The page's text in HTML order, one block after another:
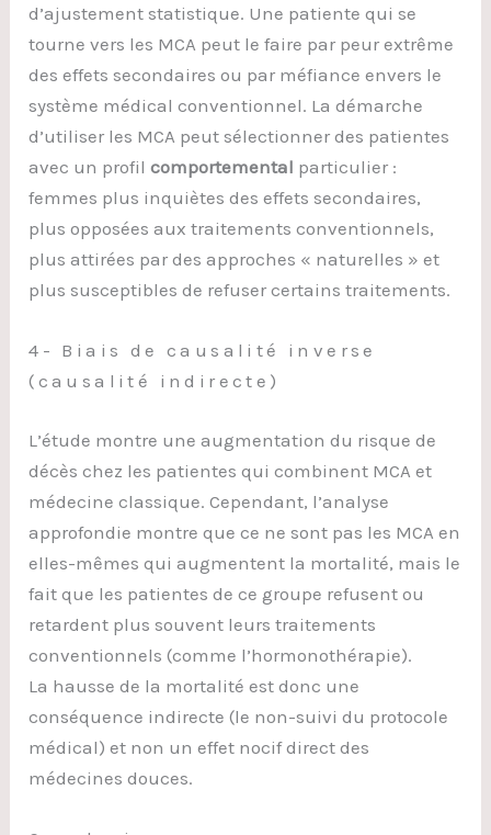
d’ajustement statistique. Une patiente qui se
tourne vers les MCA peut le faire par peur extrême
des effets secondaires ou par méfiance envers le
système médical conventionnel. La démarche
d’utiliser les MCA peut sélectionner des patientes
avec un profilcomportemental particulier :
femmes plus inquiètes des effets secondaires,
plus opposées aux traitements conventionnels,
plus attirées par des approches « naturelles » et
plus susceptibles de refuser certains traitements.
4- Biais de causalité inverse
(causalité indirecte)
L’étude montre une augmentation du risque de
décès chez les patientes qui combinent MCA et
médecine classique. Cependant, l’analyse
approfondie montre que ce ne sont pas les MCA en
elles-mêmes qui augmentent la mortalité, mais le
fait que les patientes de ce groupe refusent ou
retardent plus souvent leurs traitements
conventionnels (comme l’hormonothérapie).
La hausse de la mortalité est donc une
conséquence indirecte (le non-suivi du protocole
médical) et non un effet nocif direct des
médecines douces.